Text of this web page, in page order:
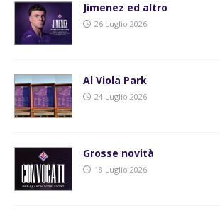
Jimenez ed altro
26 Luglio 2026
Al Viola Park
24 Luglio 2026
Grosse novità
18 Luglio 2026